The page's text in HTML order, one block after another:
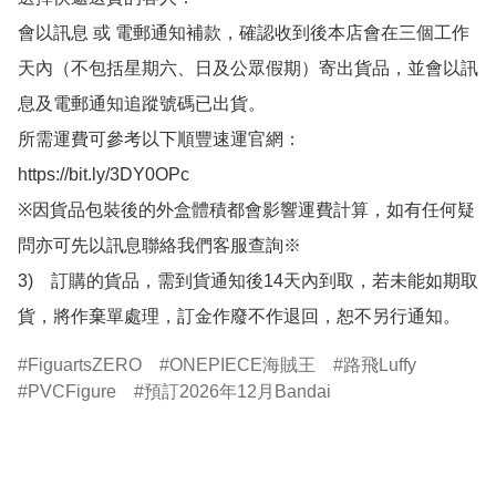
會以訊息 或 電郵通知補款，確認收到後本店會在三個工作
天內（不包括星期六、日及公眾假期）寄出貨品，並會以訊
息及電郵通知追蹤號碼已出貨。
所需運費可參考以下順豐速運官網：
https://bit.ly/3DY0OPc
※因貨品包裝後的外盒體積都會影響運費計算，如有任何疑
問亦可先以訊息聯絡我們客服查詢※
3)　訂購的貨品，需到貨通知後14天內到取，若未能如期取
貨，將作棄單處理，訂金作廢不作退回，恕不另行通知。
FiguartsZERO ONEPIECE海賊王
路飛Luffy
PVCFigure
預訂2026年12月Bandai